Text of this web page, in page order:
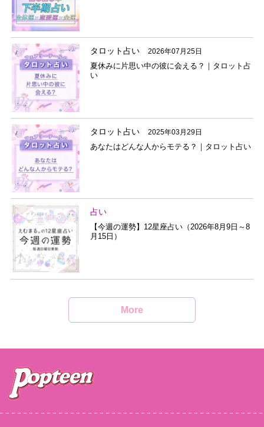
タロット占い 2026年07月25日
夏休みに片思い中の彼に会える？｜タロット占
い
タロット占い 2025年03月29日
あなたはどんな人からモテる？｜タロット占い
占い
【今週の運勢】12星座占い（2026年8月9日～8
月15日）
More